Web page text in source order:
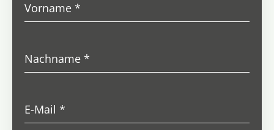
Vorname*
Nachname*
E-Mail*